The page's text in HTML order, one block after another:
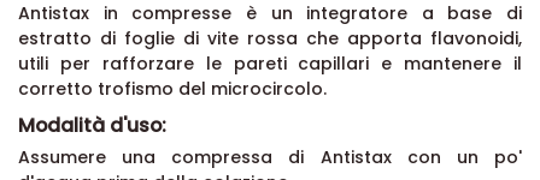
Antistax in compresse è un integratore a base di
estratto di foglie di vite rossa che apporta flavonoidi,
utili per rafforzare le pareti capillari e mantenere il
corretto trofismo del microcircolo.
Modalità d'uso:
Assumere una compressa di Antistax con un po'